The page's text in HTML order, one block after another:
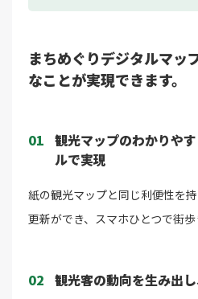
まちめぐりデジタルマ
なことが実現できます。
01 観光マップのわかりや
ルで実現
紙の観光マップと同じ利便性を
更新ができ、スマホひとつで街歩
02 観光客の動向を生み出